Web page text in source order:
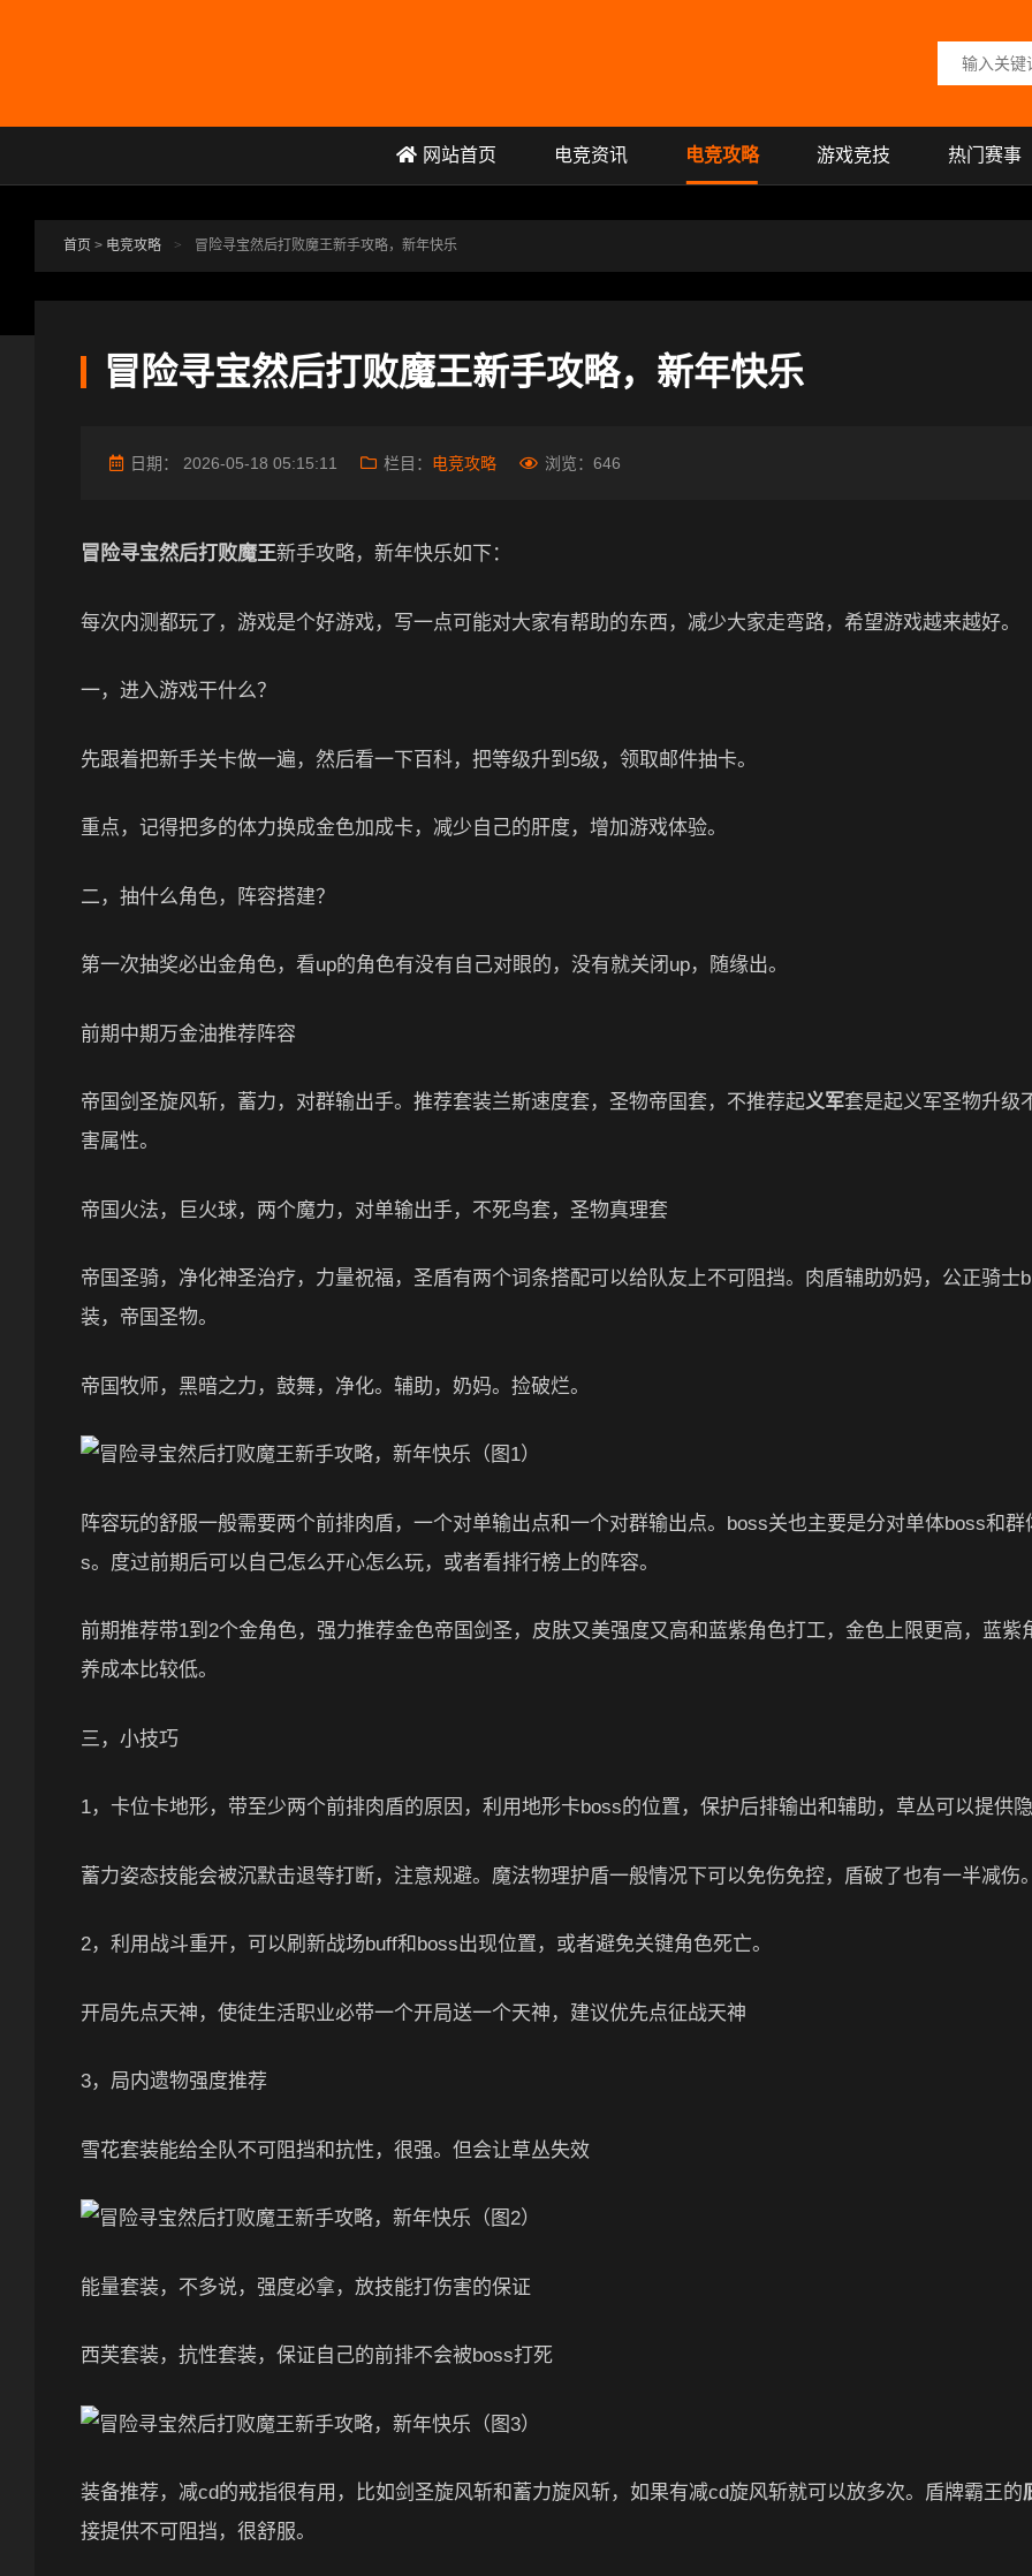
搜索关键词
网站首页 电竞资讯 电竞攻略 游戏竞技 热门赛事
首页 > 电竞攻略 > 冒险寻宝然后打败魔王新手攻略，新年快乐
冒险寻宝然后打败魔王新手攻略，新年快乐
日期： 2026-05-18 05:15:11 栏目： 电竞攻略 浏览： 646
冒险寻宝然后打败魔王新手攻略，新年快乐如下：
每次内测都玩了，游戏是个好游戏，写一点可能对大家有帮助的东西，减少大家走弯路，希望游戏越来越好。
一，进入游戏干什么？
先跟着把新手关卡做一遍，然后看一下百科，把等级升到5级，领取邮件抽卡。
重点，记得把多的体力换成金色加成卡，减少自己的肝度，增加游戏体验。
二，抽什么角色，阵容搭建？
第一次抽奖必出金角色，看up的角色有没有自己对眼的，没有就关闭up，随缘出。
前期中期万金油推荐阵容
帝国剑圣旋风斩，蓄力，对群输出手。推荐套装兰斯速度套，圣物帝国套，不推荐起义军套是起义军圣物升级
害属性。
帝国火法，巨火球，两个魔力，对单输出手，不死鸟套，圣物真理套
帝国圣骑，净化神圣治疗，力量祝福，圣盾有两个词条搭配可以给队友上不可阻挡。肉盾辅助奶妈，公正骑士
装，帝国圣物。
帝国牧师，黑暗之力，鼓舞，净化。辅助，奶妈。捡破烂。
阵容玩的舒服一般需要两个前排肉盾，一个对单输出点和一个对群输出点。boss关也主要是分对单体boss和群
s。度过前期后可以自己怎么开心怎么玩，或者看排行榜上的阵容。
前期推荐带1到2个金角色，强力推荐金色帝国剑圣，皮肤又美强度又高和蓝紫角色打工，金色上限更高，蓝紫
养成本比较低。
三，小技巧
1，卡位卡地形，带至少两个前排肉盾的原因，利用地形卡boss的位置，保护后排输出和辅助，草丛可以提供
蓄力姿态技能会被沉默击退等打断，注意规避。魔法物理护盾一般情况下可以免伤免控，盾破了也有一半减伤
2，利用战斗重开，可以刷新战场buff和boss出现位置，或者避免关键角色死亡。
开局先点天神，使徒生活职业必带一个开局送一个天神，建议优先点征战天神
3，局内遗物强度推荐
雪花套装能给全队不可阻挡和抗性，很强。但会让草丛失效
能量套装，不多说，强度必拿，放技能打伤害的保证
西芙套装，抗性套装，保证自己的前排不会被boss打死
装备推荐，减cd的戒指很有用，比如剑圣旋风斩和蓄力旋风斩，如果有减cd旋风斩就可以放多次。盾牌霸王的
接提供不可阻挡，很舒服。